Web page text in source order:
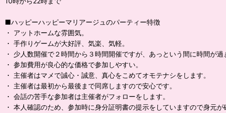
■ハッピーハッピーマリアージュのパーティー特徴
・ アットホームな雰囲気。
・ 手作りゲームが大好評、気楽、気軽。
・ 少人数開催で２時間から３時間開催ですが、あっという間に時間が過
・ 参加費用が良心的な価格で参加しやすい。
・ 主催者はマメで誠心・誠意、真心をこめてオモテナシをします。
・ 主催者は最初から最後まで同席しますので安心です。
・ 会話の苦手な参加者は主催者がフォローをします。
・ 本人確認のため、参加時に身分証明書の提示をしていますので身元が